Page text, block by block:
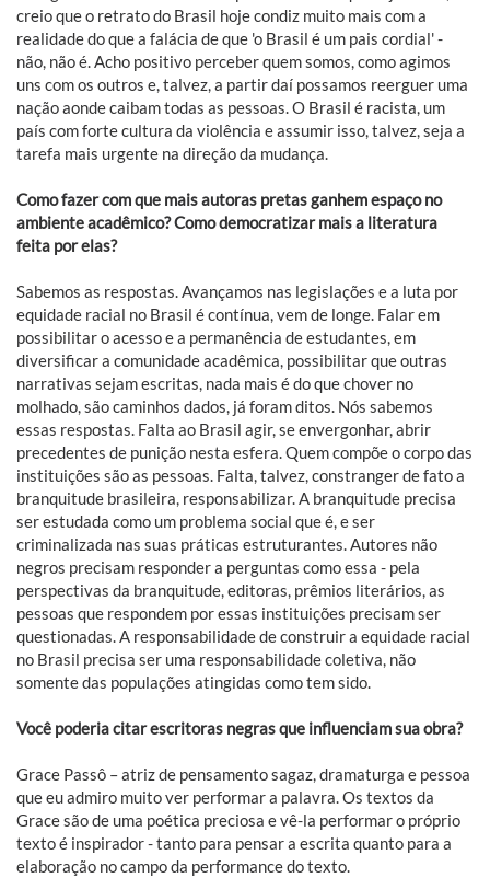
creio que o retrato do Brasil hoje condiz muito mais com a
realidade do que a falácia de que 'o Brasil é um pais cordial' -
não, não é. Acho positivo perceber quem somos, como agimos
uns com os outros e, talvez, a partir daí possamos reerguer uma
nação aonde caibam todas as pessoas. O Brasil é racista, um
país com forte cultura da violência e assumir isso, talvez, seja a
tarefa mais urgente na direção da mudança.
Como fazer com que mais autoras pretas ganhem espaço no
ambiente acadêmico? Como democratizar mais a literatura
feita por elas?
Sabemos as respostas. Avançamos nas legislações e a luta por
equidade racial no Brasil é contínua, vem de longe. Falar em
possibilitar o acesso e a permanência de estudantes, em
diversificar a comunidade acadêmica, possibilitar que outras
narrativas sejam escritas, nada mais é do que chover no
molhado, são caminhos dados, já foram ditos. Nós sabemos
essas respostas. Falta ao Brasil agir, se envergonhar, abrir
precedentes de punição nesta esfera. Quem compõe o corpo das
instituições são as pessoas. Falta, talvez, constranger de fato a
branquitude brasileira, responsabilizar. A branquitude precisa
ser estudada como um problema social que é, e ser
criminalizada nas suas práticas estruturantes. Autores não
negros precisam responder a perguntas como essa - pela
perspectivas da branquitude, editoras, prêmios literários, as
pessoas que respondem por essas instituições precisam ser
questionadas. A responsabilidade de construir a equidade racial
no Brasil precisa ser uma responsabilidade coletiva, não
somente das populações atingidas como tem sido.
Você poderia citar escritoras negras que influenciam sua obra?
Grace Passô – atriz de pensamento sagaz, dramaturga e pessoa
que eu admiro muito ver performar a palavra. Os textos da
Grace são de uma poética preciosa e vê-la performar o próprio
texto é inspirador - tanto para pensar a escrita quanto para a
elaboração no campo da performance do texto.